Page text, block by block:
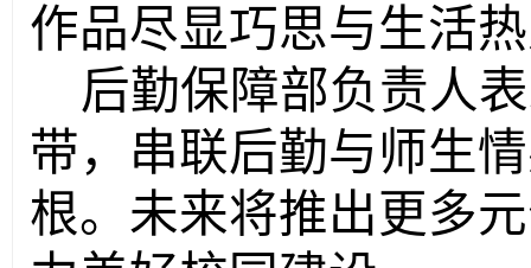
作品尽显巧思与生活
后勤保障部负责人
带，串联后勤与师生
根。未来将推出更多